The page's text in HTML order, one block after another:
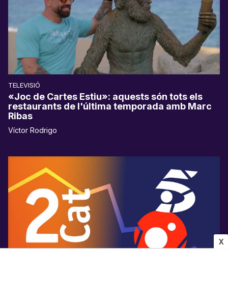
X
TELEVISIÓ
«Joc de Cartes Estiu»: aquests són tots els
restaurants de l'última temporada amb Marc
Ribas
Víctor Rodrigo